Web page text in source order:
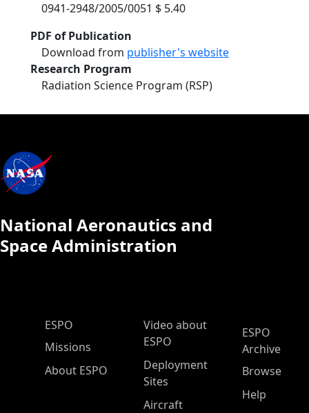
0941-2948/2005/0051 $ 5.40
PDF of Publication
Download from publisher's website
Research Program
Radiation Science Program (RSP)
National Aeronautics and
Space Administration
ESPO Main Menu
ESPO
Missions
About ESPO
Video about
ESPO
Deployment
Sites
Aircraft
ESPO
Archive
Browse
Help